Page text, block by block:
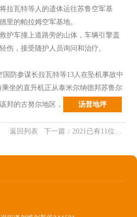
拉瓦特等人的遗体运往苏鲁空军基
里的帕拉姆空军基地。
护车撞上道路旁的山体，车辆引擎盖
伤，接受随护人员询问和治疗。
防参谋长拉瓦特等13人在坠机事故中
坐的直升机正从泰米尔纳德邦苏鲁尔
邦的古努尔地区 ， 汤普地坪
返回列表 下一篇：2021已有11位南京大屠杀幸存者去世